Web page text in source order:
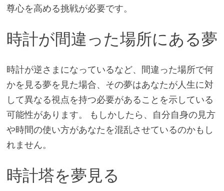
尊心を高める挑戦が必要です。
時計が間違った場所にある夢
時計が逆さまになっているなど、間違った場所で何
かを見る夢を見た場合、その夢はあなたが人生に対
して異なる視点を持つ必要があることを示している
可能性があります。 もしかしたら、自分自身の見方
や時間の使い方があなたを混乱させているのかもし
れません。
時計塔を夢見る